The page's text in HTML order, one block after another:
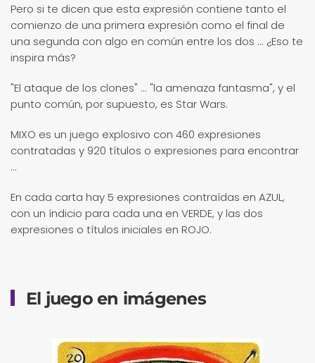
Pero si te dicen que esta expresión contiene tanto el
comienzo de una primera expresión como el final de
una segunda con algo en común entre los dos ... ¿Eso te
inspira más?
"El ataque de los clones" ... "la amenaza fantasma", y el
punto común, por supuesto, es Star Wars.
MIXO es un juego explosivo con 460 expresiones
contratadas y 920 títulos o expresiones para encontrar
...
En cada carta hay 5 expresiones contraídas en AZUL,
con un índicio para cada una en VERDE, y las dos
expresiones o títulos iniciales en ROJO.
El juego en imágenes